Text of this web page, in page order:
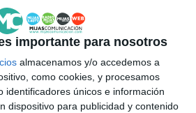
importante para nosotros
almacenamos y/o accedemos a
como cookies, y procesamos
identificadores únicos e información
dispositivo para publicidad y contenido